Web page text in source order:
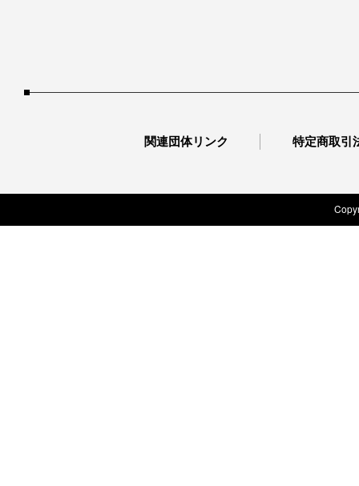
関連団体リンク 特定商取引